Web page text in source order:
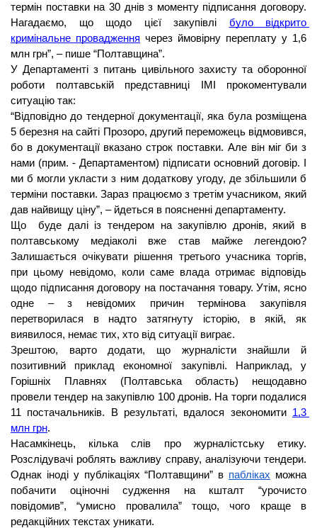
термін поставки на 30 днів з моменту підписання договору.
Нагадаємо, що щодо цієї закупівлі було відкрито
кримінальне провадження через ймовірну переплату у 1,6
млн грн”, – пише “Полтавщина”.
У Департаменті з питань цивільного захисту та оборонної
роботи полтавській представниці ІМІ прокоментували
ситуацію так:
“Відповідно до тендерної документації, яка була розміщена
5 березня на сайті Прозоро, другий переможець відмовився,
бо в документації вказано строк поставки. Але він міг би з
нами (прим. - Департаментом) підписати основний договір. І
ми б могли укласти з ним додаткову угоду, де збільшили б
терміни поставки. Зараз працюємо з третім учасником, який
дав найвищу ціну”, – йдеться в поясненні департаменту.
Що  буде далі із тендером на закупівлю дронів, який в
полтавському медіаколі вже став майже легендою?
Залишається очікувати рішення третього учасника торгів,
при цьому невідомо, коли саме влада отримає відповідь
щодо підписання договору на постачання товару. Утім, ясно
одне – з невідомих причин термінова закупівля
перетворилася в надто затягнуту історію, в якій, як
виявилося, немає тих, хто від ситуації виграє.
Зрештою, варто додати, що журналісти знайшли й
позитивний приклад економної закупівлі. Наприклад, у
Горішніх Плавнях (Полтавська область) нещодавно
провели тендер на закупівлю 100 дронів. На торги подалися
11 постачальників. В результаті, вдалося зекономити 1,3
млн грн.
Насамкінець, кілька слів про журналістську етику.
Розслідувачі роблять важливу справу, аналізуючи тендери.
Однак іноді у публікаціях “Полтавщини” в пабліках можна
побачити оціночні судження на кшталт “урочисто
повідомив”, “умисно провалила” тощо, чого краще в
редакційних текстах уникати.